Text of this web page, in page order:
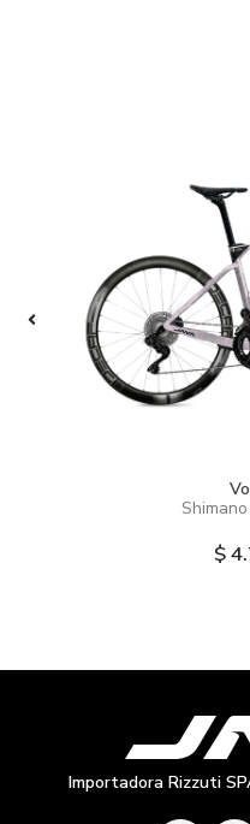
$
Importadora Rizzuti